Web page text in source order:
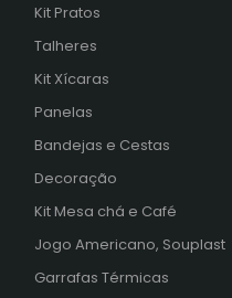
Kit Pratos
Talheres
Kit Xícaras
Panelas
Bandejas e Cestas
Decoração
Kit Mesa chá e Café
Jogo Americano, Souplast
Garrafas Térmicas